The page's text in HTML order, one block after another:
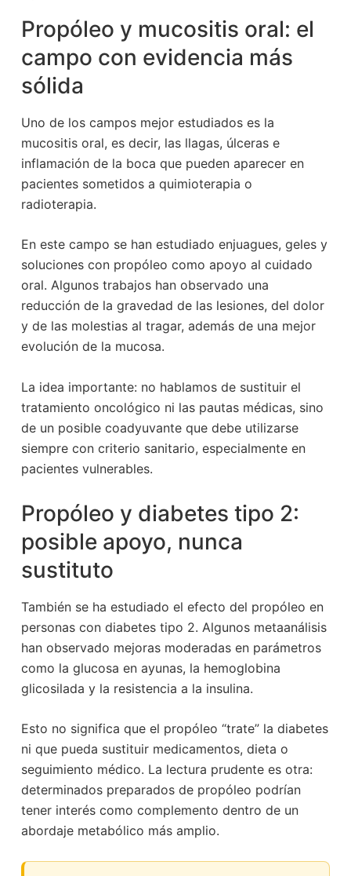
Propóleo y mucositis oral: el
campo con evidencia más
sólida
Uno de los campos mejor estudiados es la
mucositis oral, es decir, las llagas, úlceras e
inflamación de la boca que pueden aparecer en
pacientes sometidos a quimioterapia o
radioterapia.
En este campo se han estudiado enjuagues, geles y
soluciones con propóleo como apoyo al cuidado
oral. Algunos trabajos han observado una
reducción de la gravedad de las lesiones, del dolor
y de las molestias al tragar, además de una mejor
evolución de la mucosa.
La idea importante: no hablamos de sustituir el
tratamiento oncológico ni las pautas médicas, sino
de un posible coadyuvante que debe utilizarse
siempre con criterio sanitario, especialmente en
pacientes vulnerables.
Propóleo y diabetes tipo 2:
posible apoyo, nunca
sustituto
También se ha estudiado el efecto del propóleo en
personas con diabetes tipo 2. Algunos metaanálisis
han observado mejoras moderadas en parámetros
como la glucosa en ayunas, la hemoglobina
glicosilada y la resistencia a la insulina.
Esto no significa que el propóleo “trate” la diabetes
ni que pueda sustituir medicamentos, dieta o
seguimiento médico. La lectura prudente es otra:
determinados preparados de propóleo podrían
tener interés como complemento dentro de un
abordaje metabólico más amplio.